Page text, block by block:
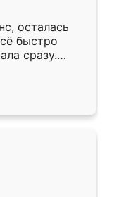
здесь.
осталась
быстро
сразу.
подошёл к
Собрали
даже